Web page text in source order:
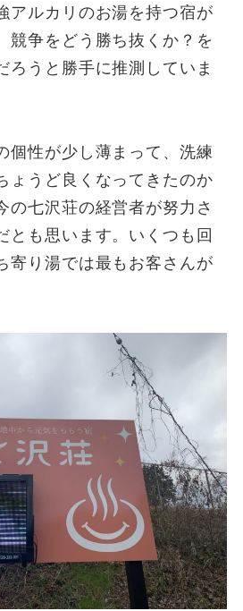
アルカリのお湯を持つ宿が
競争をどう勝ち抜くか？を
ろうと勝手に推測していま
個性が少し薄まって、洗練
ょうど良くなってきたのか
の七沢荘の経営者が努力さ
とも思います。いくつも回
寄り湯では最もお客さんが